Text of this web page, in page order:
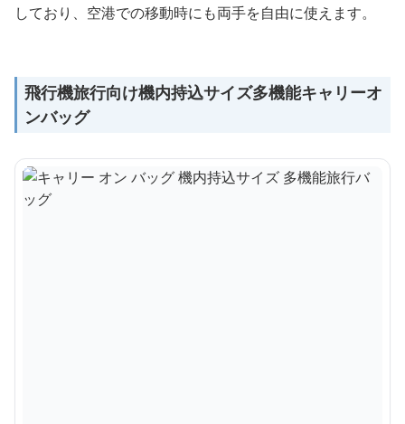
しており、空港での移動時にも両手を自由に使えます。
飛行機旅行向け機内持込サイズ多機能キャリーオ
ンバッグ